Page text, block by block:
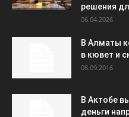
решения
06.04.2026
В Алматы
в кювет и
08.09.2016
В Актобе
деньги